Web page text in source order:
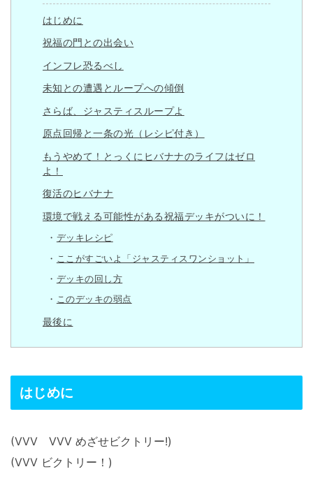
はじめに
祝福の門との出会い
インフレ恐るべし
未知との遭遇とループへの傾倒
さらば、ジャスティスループよ
原点回帰と一条の光（レシピ付き）
もうやめて！とっくにヒバナナのライフはゼロ
よ！
復活のヒバナナ
環境で戦える可能性がある祝福デッキがついに！
デッキレシピ
ここがすごいよ「ジャスティスワンショット」
デッキの回し方
このデッキの弱点
最後に
はじめに
(VVV VVV めざせビクトリー!)
(VVV ビクトリー！)